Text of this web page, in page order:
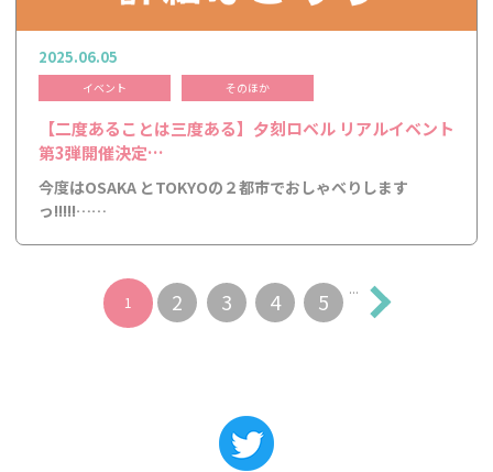
2025.06.05
イベント そのほか
【二度あることは三度ある】夕刻ロベル リアルイベント
第3弾開催決定…
今度はOSAKA とTOKYOの２都市でおしゃべりします
っ!!!!!……
1 2 3 4 5 ...